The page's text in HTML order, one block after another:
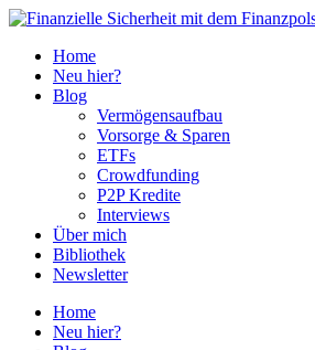
Home
Neu hier?
Blog
Vermögensaufbau
Vorsorge & Sparen
ETFs
Crowdfunding
P2P Kredite
Interviews
Über mich
Bibliothek
Newsletter
Home
Neu hier?